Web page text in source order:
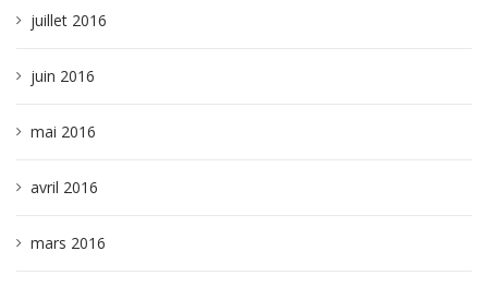
juillet 2016
juin 2016
mai 2016
avril 2016
mars 2016